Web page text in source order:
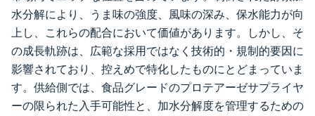
水分解により、うま味の強度、風味の深み、保水能力が向
上し、これらの配合において価値があります。しかし、そ
の成長軌跡は、広範な採用ではなく技術的・規制的要因に
影響されており、控えめで特化したものにとどまっていま
す。供給側では、食品グレードのプロテアーゼサプライヤ
ーの限られた入手可能性と、加水分解度を管理するための